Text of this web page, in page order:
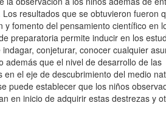
Los resultados que se obtuvieron fueron
y fomento del pensamiento científico en
preparatoria permite inducir en los
indagar, conjeturar, conocer cualquier
además que el nivel de desarrollo de las
en el eje de descubrimiento del medio
puede establecer que los niños
en inicio de adquirir estas destrezas y